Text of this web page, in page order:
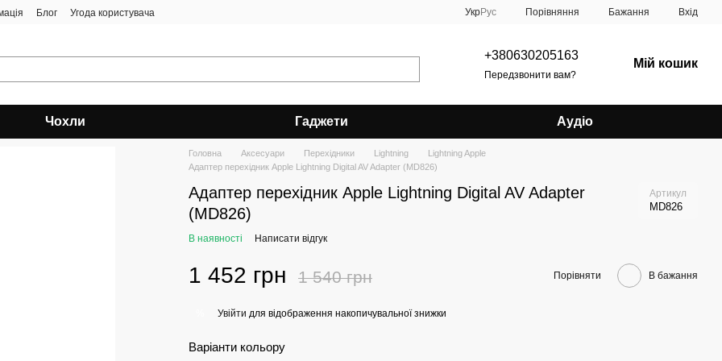
Блог Угода користувача УкрРус Порівняння Бажання Вхід
+380630205163
Передзвонити вам?
Мій кошик
Чохли Гаджети Аудіо
Головна Аксесуари Перехідники Lightning
Lightning Apple
Адаптер перехідник Apple Lightning Digital AV Adapter (MD826)
Адаптер перехідник Apple Lightning Digital AV Adapter
(MD826)
Артикул
MD826
В наявності Написати відгук
1 452 грн 1 540 грн Порівняти В бажання
Увійти для відображення накопичувальної знижки
Варіанти кольору